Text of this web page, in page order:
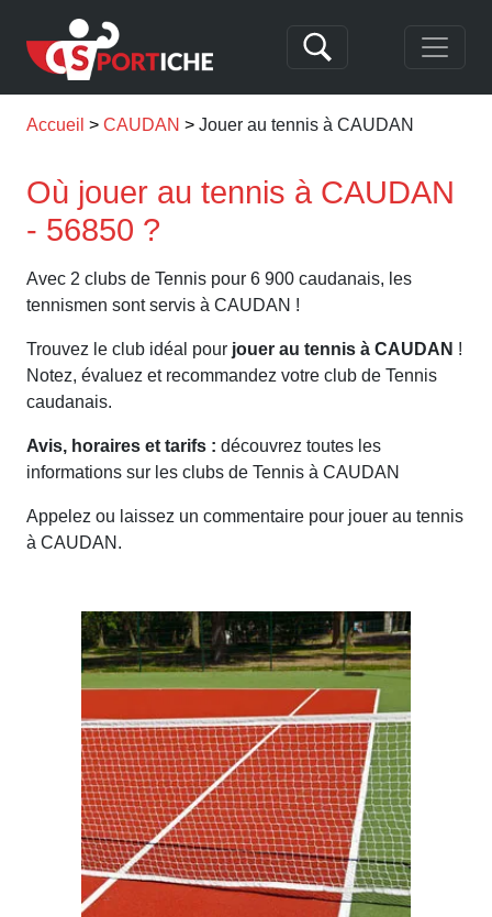
Accueil CAUDAN Jouer au tennis à CAUDAN
Où jouer au tennis à CAUDAN
- 56850 ?
Avec 2 clubs de Tennis pour 6 900 caudanais, les
tennismen sont servis à CAUDAN !
Trouvez le club idéal pour jouer au tennis à CAUDAN !
Notez, évaluez et recommandez votre club de Tennis
caudanais.
Avis, horaires et tarifs : découvrez toutes les
informations sur les clubs de Tennis à CAUDAN
Appelez ou laissez un commentaire pour jouer au tennis
à CAUDAN.